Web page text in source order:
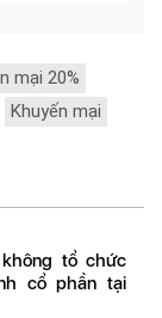
mại 20%
Khuyến mại
cổ phần tại